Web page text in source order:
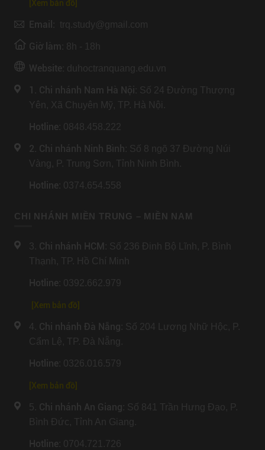
[Xem bản đồ]
Email: trq.study@gmail.com
Giờ làm: 8h - 18h
Website: duhoctranquang.edu.vn
1. Chi nhánh Nam Hà Nội: Số 24 Đường Thượng
Yên, Xã Chuyên Mỹ, TP. Hà Nội.
Hotline: 0848.458.222
2. Chi nhánh Ninh Bình: Số 8 ngõ 37 Đường Núi
Vàng, P. Trung Sơn, Tỉnh Ninh Bình.
Hotline: 0374.654.558
CHI NHÁNH MIỀN TRUNG – MIỀN NAM
3. Chi nhánh HCM : Số 236 Đinh Bộ Lĩnh, P. Bình
Thạnh, TP. Hồ Chí Minh
Hotline: 0392.662.979
[Xem bản đồ]
4. Chi nhánh Đà Nẵng: Số 204 Lương Nhữ Hộc, P.
Cẩm Lệ, TP. Đà Nẵng.
Hotline: 0326.016.579
Xem bản đồ
5. Chi nhánh An Giang: Số 841 Trần Hưng Đạo, P.
Bình Đức, Tỉnh An Giang.
Hotline: 0704.721.726